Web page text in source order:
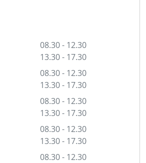
08.30 - 12.30
13.30 - 17.30
08.30 - 12.30
13.30 - 17.30
08.30 - 12.30
13.30 - 17.30
08.30 - 12.30
13.30 - 17.30
08.30 - 12.30